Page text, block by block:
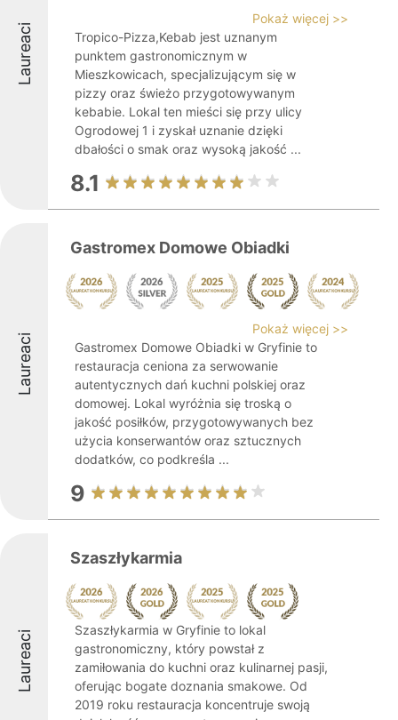
Laureaci
Pokaż więcej >>
Tropico-Pizza,Kebab jest uznanym
punktem gastronomicznym w
Mieszkowicach, specjalizującym się w
pizzy oraz świeżo przygotowywanym
kebabie. Lokal ten mieści się przy ulicy
Ogrodowej 1 i zyskał uznanie dzięki
dbałości o smak oraz wysoką jakość ...
8.1
Laureaci
Gastromex Domowe Obiadki
Pokaż więcej >>
Gastromex Domowe Obiadki w Gryfinie to
restauracja ceniona za serwowanie
autentycznych dań kuchni polskiej oraz
domowej. Lokal wyróżnia się troską o
jakość posiłków, przygotowywanych bez
użycia konserwantów oraz sztucznych
dodatków, co podkreśla ...
9
Laureaci
Szaszłykarmia
Szaszłykarmia w Gryfinie to lokal
gastronomiczny, który powstał z
zamiłowania do kuchni oraz kulinarnej pasji,
oferując bogate doznania smakowe. Od
2019 roku restauracja koncentruje swoją